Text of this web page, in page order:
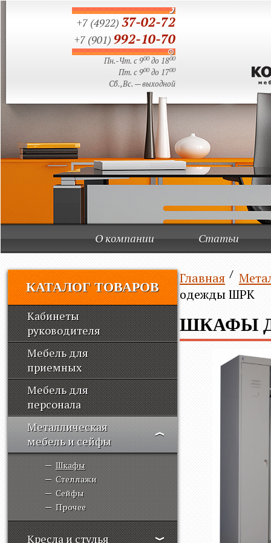
+7 (4922) 37-02-72
+7 (901) 992-10-70
Пн.-Чт. с 900до 1800
Пт. с 900до 1700
Сб.,Вс. — выходной
О компании Статьи
КАТАЛОГ ТОВАРОВ
Кабинеты
руководителя
Мебель для
приемных
Мебель для
персонала
Металлическая
мебель и сейфы
Шкафы
Стеллажи
Сейфы
Прочее
Кресла и стулья
Главная
одежды ШРК
ШКАФЫ